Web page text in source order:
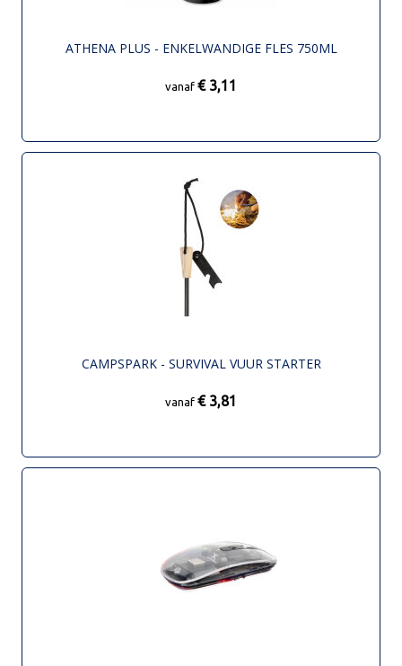
ATHENA PLUS - ENKELWANDIGE FLES 750ML
vanaf € 3,11
CAMPSPARK - SURVIVAL VUUR STARTER
vanaf € 3,81